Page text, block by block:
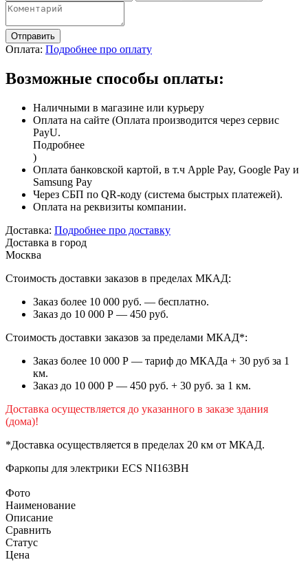
Отправить
Оплата: Подробнее про оплату
Возможные способы оплаты:
Наличными в магазине или курьеру
Оплата на сайте (Оплата производится через сервис
PayU.
Подробнее
)
Оплата банковской картой, в т.ч Apple Pay, Google Pay и
Samsung Pay
Через СБП по QR-коду (система быстрых платежей).
Оплата на реквизиты компании.
Доставка: Подробнее про доставку
Доставка в город
Москва
Стоимость доставки заказов в пределах МКАД:
Заказ более 10 000 руб. — бесплатно.
Заказ до 10 000 Р — 450 руб.
Стоимость доставки заказов за пределами МКАД*:
Заказ более 10 000 Р — тариф до МКАДа + 30 руб за 1
км.
Заказ до 10 000 Р — 450 руб. + 30 руб. за 1 км.
Доставка осуществляется до указанного в заказе здания
(дома)!
*Доставка осуществляется в пределах 20 км от МКАД.
Фаркопы для электрики ECS NI163BH
Фото
Наименование
Описание
Сравнить
Статус
Цена